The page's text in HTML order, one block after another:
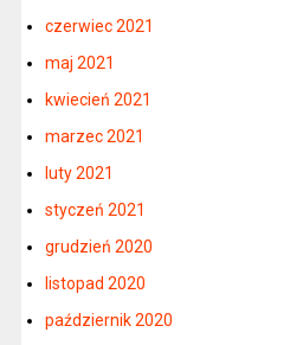
czerwiec 2021
maj 2021
kwiecień 2021
marzec 2021
luty 2021
styczeń 2021
grudzień 2020
listopad 2020
październik 2020